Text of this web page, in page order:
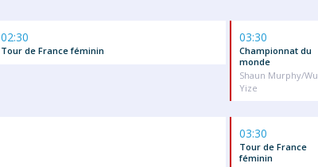
02:30
Tour de France féminin
03:30
Championnat du
monde
Shaun Murphy/Wu
Yize
03:30
Tour de France
féminin